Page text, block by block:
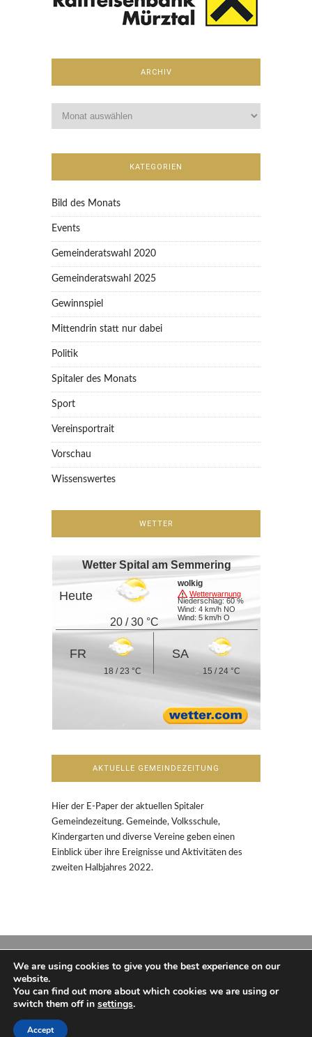
ARCHIV
KATEGORIEN
Bild des Monats
Events
Gemeinderatswahl 2020
Gemeinderatswahl 2025
Gewinnspiel
Mittendrin statt nur dabei
Politik
Spitaler des Monats
Sport
Vereinsportrait
Vorschau
Wissenswertes
WETTER
Wetter Spital am Semmering
Heute
20 / 30 °C
Wetterwarnung
wolkig
Niederschlag: 60 %
Wind: 4 km/h NO
Wind: 5 km/h O
FR
18 / 23 °C
SA
15 / 24 °C
AKTUELLE GEMEINDEZEITUNG
Hier der E-Paper der aktuellen Spitaler
Gemeindezeitung. Gemeinde, Volksschule,
Kindergarten und diverse Vereine geben einen
Einblick über ihre Ereignisse und Aktivitäten des
zweiten Halbjahres 2022.
We are using cookies to give you the best experience on our
website.
You can find out more about which cookies we are using or
switch them off in settings.
Accept